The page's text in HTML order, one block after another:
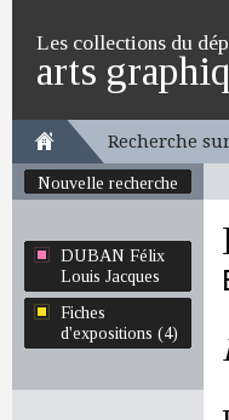
Les collections du
arts
Recherche
Nouvelle recherche
DUBAN Félix
Louis Jacques
Fiches
d'expositions (4)